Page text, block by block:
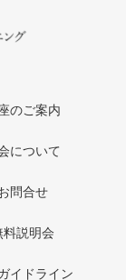
のご案内
について
問合せ
料説明会
イドライン